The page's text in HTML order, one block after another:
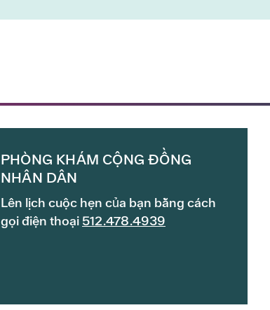
PHÒNG KHÁM CỘNG ĐỒNG
NHÂN DÂN
Lên lịch cuộc hẹn của bạn bằng cách
gọi điện thoại 512.478.4939